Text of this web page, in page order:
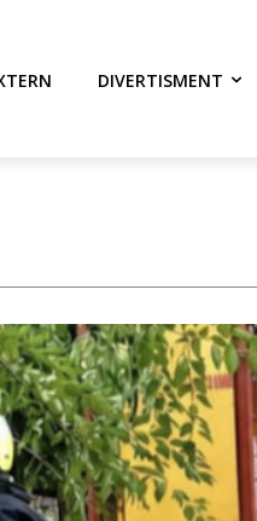
DIVERTISMENT